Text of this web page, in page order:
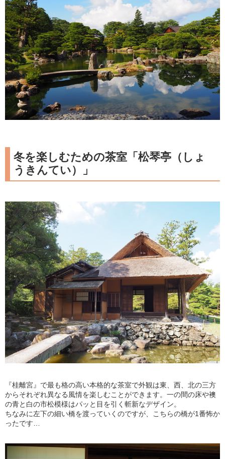
冬を楽しむための茶室「松琴亭（しょ
うきんてい）」
『桂離宮』で最も格の高い本格的な茶室で外観は東、西、北の三方
からそれぞれ異なる風情を楽しむことができます。一の間の床や襖
の青と白の市松模様はパッと目を引く斬新なデザイン。
ちなみに左下の細い橋を渡っていくのですが、こちらの橋が1番怖か
ったです…